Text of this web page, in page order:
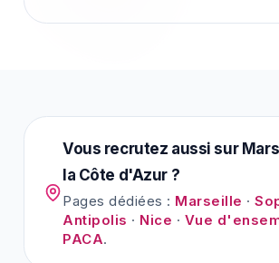
Vous recrutez aussi sur
la Côte d'Azur ?
Pages dédiées : Marseille ·
Antipolis · Nice · Vue
PACA.